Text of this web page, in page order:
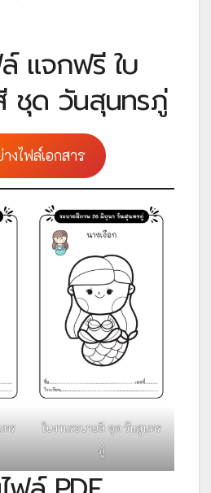
แจกฟรี ใบ
ชุด วันสุนทรภู่
งไฟล์เอกสาร
ทร
ใบงานระบายสี ชุด วันสุนทร
ภู่